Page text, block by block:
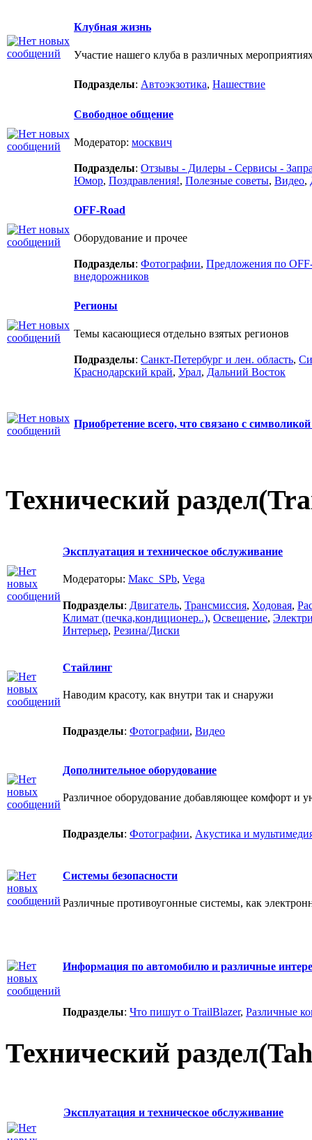
Клубная жизнь
Участие нашего клуба в различных
Подразделы: Автоэкзотика, Нашествие
Свободное общение
Модератор: москвич
Подразделы: Отзывы - Дилеры - Сервисы -
Юмор, Поздравления!, Полезные советы, Видео,
OFF-Road
Оборудование и прочее
Подразделы: Фотографии, Предложения по
внедорожников
Регионы
Темы касающиеся отдельно взятых регионов
Подразделы: Санкт-Петербург и лен. область,
Краснодарский край, Урал, Дальний Восток
Приобретение всего, что связано с
Технический
Эксплуатация и техническое обслуживание
Модераторы: Макс_SPb, Vega
Подразделы: Двигатель, Трансмиссия, Ходовая,
Климат (печка,кондиционер..), Освещение,
Интерьер, Резина/Диски
Стайлинг
Наводим красоту, как внутри так и снаружи
Подразделы: Фотографии, Видео
Дополнительное оборудование
Различное оборудование добавляющее комфорт и
Подразделы: Фотографии, Акустика и
Системы безопасности
Различные противоугонные системы, как
Информация по автомобилю и различные
Подразделы: Что пишут о TrailBlazer, Различные
Технический
Эксплуатация и техническое обслуживание